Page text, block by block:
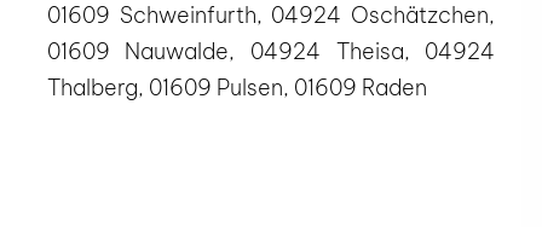
01609 Schweinfurth, 04924 Oschätzchen,
01609 Nauwalde, 04924 Theisa, 04924
Thalberg, 01609 Pulsen, 01609 Raden